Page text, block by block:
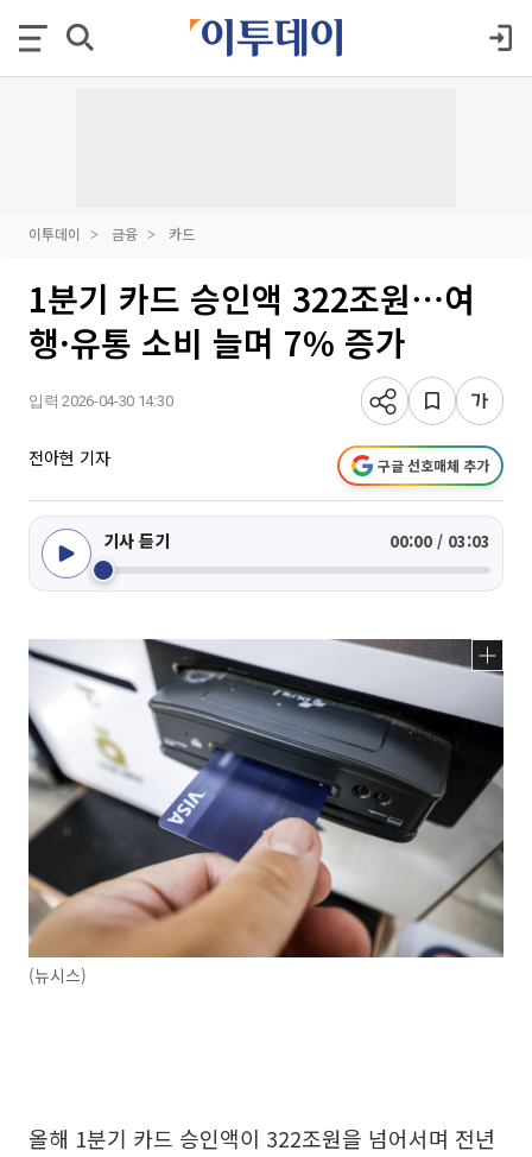
이투데이 금융 카드
1분기 카드 승인액 322조원⋯여
행·유통 소비 늘며 7% 증가
입력 2026-04-30 14:30
전아현 기자 구글 선호매체 추가
기사 듣기 00:00 / 03:03
(뉴시스)
올해 1분기 카드 승인액이 322조원을 넘어서며 전년